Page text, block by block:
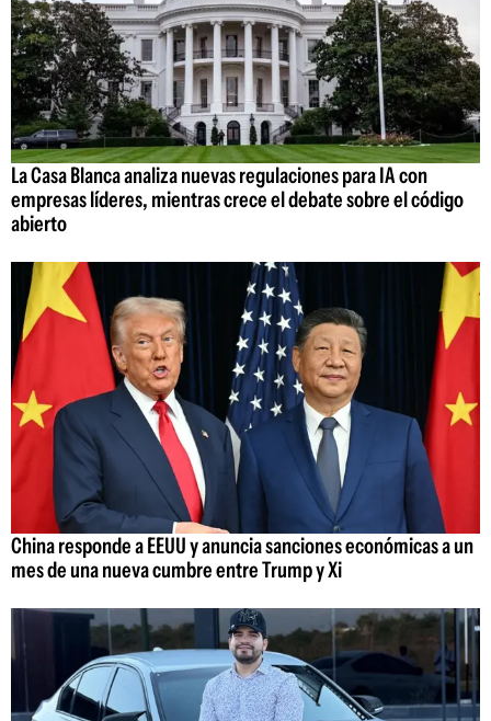
La Casa Blanca analiza nuevas regulaciones para IA con
empresas líderes, mientras crece el debate sobre el código
abierto
China responde a EEUU y anuncia sanciones económicas a un
mes de una nueva cumbre entre Trump y Xi